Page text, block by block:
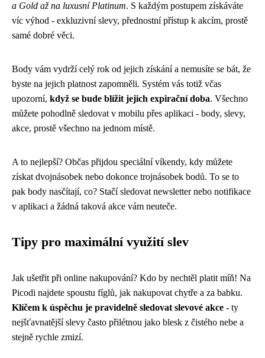
a Gold až na luxusní Platinum. S každým postupem získáváte
víc výhod - exkluzivní slevy, přednostní přístup k akcím, prostě
samé dobré věci.
Body vám vydrží celý rok od jejich získání a nemusíte se bát, že
byste na jejich platnost zapomněli. Systém vás totiž včas
upozorní, když se bude blížit jejich expirační doba. Všechno
můžete pohodlně sledovat v mobilu přes aplikaci - body, slevy,
akce, prostě všechno na jednom místě.
A to nejlepší? Občas přijdou speciální víkendy, kdy můžete
získat dvojnásobek nebo dokonce trojnásobek bodů. To se to
pak body nasčítají, co? Stačí sledovat newsletter nebo notifikace
v aplikaci a žádná taková akce vám neuteče.
Tipy pro maximální využití slev
Jak ušetřit při online nakupování? Kdo by nechtěl platit míň! Na
Picodi najdete spoustu fíglů, jak nakupovat chytře a za babku.
Klíčem k úspěchu je pravidelně sledovat slevové akce - ty
nejšťavnatější slevy často přilétnou jako blesk z čistého nebe a
stejně rychle zmizí.